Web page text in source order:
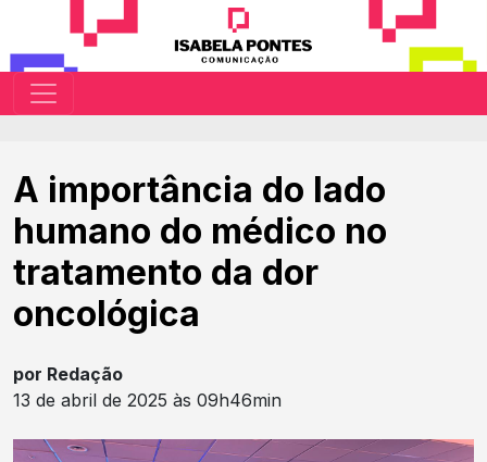
A importância do lado
humano do médico no
tratamento da dor
oncológica
por Redação
13 de abril de 2025 às 09h46min